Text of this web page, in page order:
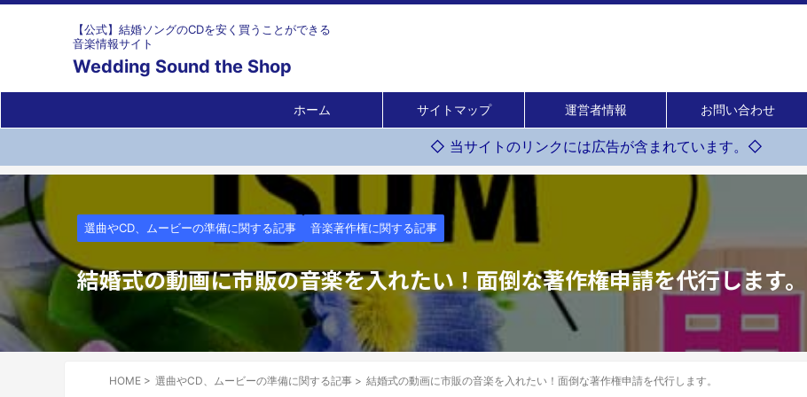
【公式】結婚ソングのCDを安く買うことができる
音楽情報サイト
Wedding Sound the Shop
ホーム サイトマップ 運営者情報 お問い合わせ
◇ 当サイトのリンクには広告が含まれています。◇
選曲やCD、ムービーの準備に関する記事 音楽著作権に関する記事
結婚式の動画に市販の音楽を入れたい！面倒な著作権申請を代行します。
HOME > 選曲やCD、ムービーの準備に関する記事 > 結婚式の動画に市販の音楽を入れたい！面倒な著作権申請を代行します。